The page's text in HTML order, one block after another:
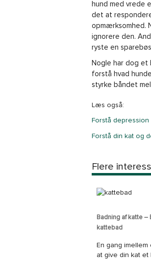
hund med vrede
det at
opmærksomhed.
ignorere den.
ryste en
Nogle har dog et
forstå hvad
styrke båndet
Læs også:
Forstå depression
Forstå din kat og
Flere
Badning af katte –
kattebad
En gang imellem
at give din kat et